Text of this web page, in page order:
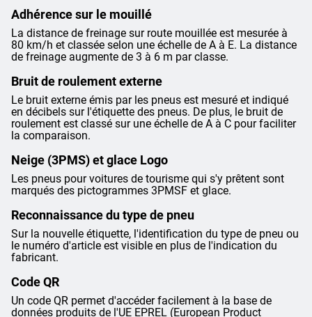
Adhérence sur le mouillé
La distance de freinage sur route mouillée est mesurée à
80 km/h et classée selon une échelle de A à E. La distance
de freinage augmente de 3 à 6 m par classe.
Bruit de roulement externe
Le bruit externe émis par les pneus est mesuré et indiqué
en décibels sur l'étiquette des pneus. De plus, le bruit de
roulement est classé sur une échelle de A à C pour faciliter
la comparaison.
Neige (3PMS) et glace Logo
Les pneus pour voitures de tourisme qui s'y prêtent sont
marqués des pictogrammes 3PMSF et glace.
Reconnaissance du type de pneu
Sur la nouvelle étiquette, l'identification du type de pneu ou
le numéro d'article est visible en plus de l'indication du
fabricant.
Code QR
Un code QR permet d'accéder facilement à la base de
données produits de l'UE EPREL (European Product